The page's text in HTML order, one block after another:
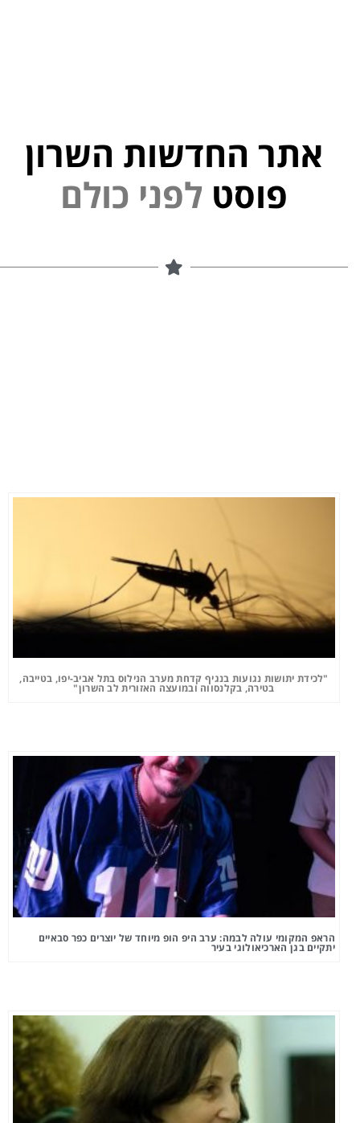
אתר החדשות השרון
פוסט
"לכידת יתושות נגועות בנגיף קדחת מערב הנילוס בתל אביב-יפו, בטייבה,
בטירה, בקלנסווה ובמועצה האזורית לב השרון"
הראפ המקומי עולה לבמה: ערב היפ הופ מיוחד של יוצרים כפר סבאיים
יתקיים בגן הארכיאולוגי בעיר